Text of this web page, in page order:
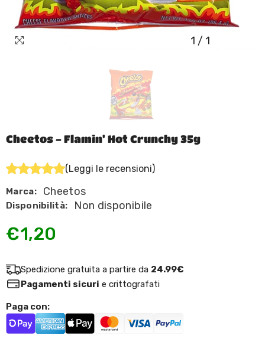
1 / 1
Cheetos - Flamin' Hot Crunchy 35g
(Leggi le recensioni)
Marca: Cheetos
Disponibilità: Non disponibile
€1,20
Spedizione gratuita a partire da 24.99€
Pagamenti sicuri e crittografati
Paga con: